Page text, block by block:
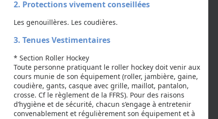
2. Protections vivement conseillées
Les genouillères. Les coudières.
3. Tenues Vestimentaires
* Section Roller Hockey
Toute personne pratiquant le roller hockey doit venir aux
cours munie de son équipement (roller, jambière, gaine,
coudière, gants, casque avec grille, maillot, pantalon,
crosse. Cf le règlement de la FFRS). Pour des raisons
d’hygiène et de sécurité, chacun s’engage à entretenir
convenablement et régulièrement son équipement et à